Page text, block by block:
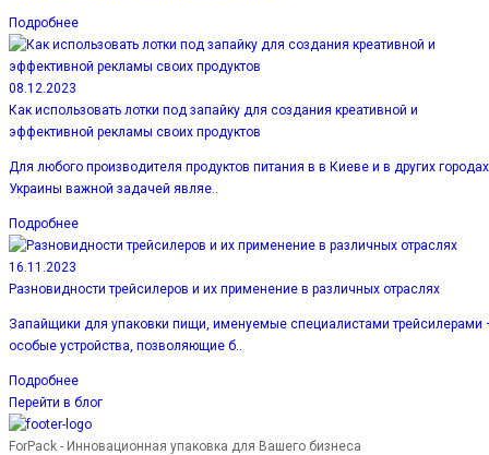
Подробнее
08.12.2023
Как использовать лотки под запайку для создания креативной и
эффективной рекламы своих продуктов
Для любого производителя продуктов питания в в Киеве и в других городах
Украины важной задачей являе..
Подробнее
16.11.2023
Разновидности трейсилеров и их применение в различных отраслях
Запайщики для упаковки пищи, именуемые специалистами трейсилерами
особые устройства, позволяющие б..
Подробнее
Перейти в блог
ForPack - Инновационная упаковка для Вашего бизнеса